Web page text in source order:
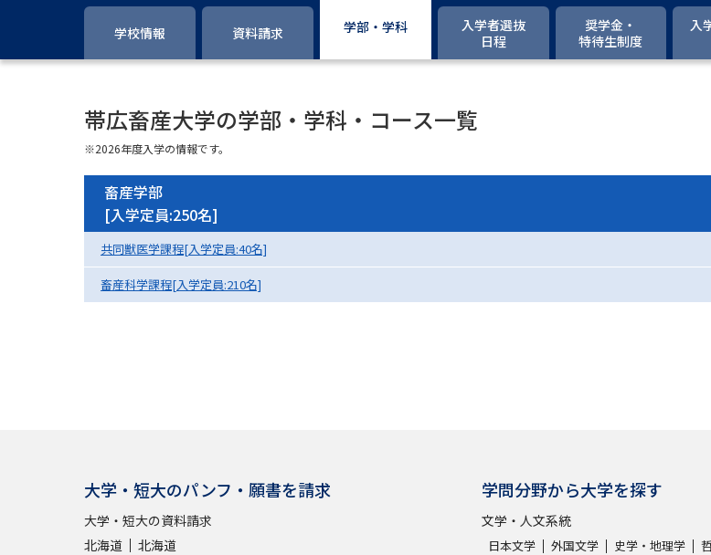
オープンキャン
志望校・出願校
学校情報 資料請求 学部・学科
入学者選抜
日程
奨学金・
特待生制度
入
帯広畜産大学の学部・学科・コース一覧
※2026年度入学の情報です。
畜産学部
[入学定員:250名]
共同獣医学課程[入学定員:40名]
畜産科学課程[入学定員:210名]
大学・短大のパンフ・願書を請求
大学・短大の資料請求
北海道
北海道
学問分野から大学を探す
文学・人文系統
日本文学 外国文学 史学・地理学